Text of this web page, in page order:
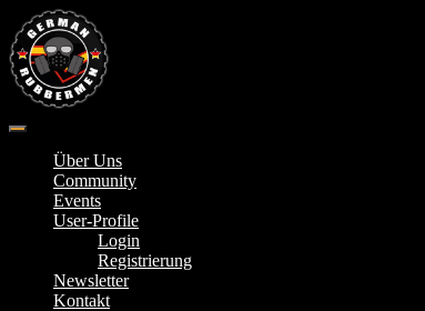
Springe
zum
Inhalt
German Rubbermen
Über Uns
Community
Events
User-Profile
Login
Registrierung
Newsletter
Kontakt